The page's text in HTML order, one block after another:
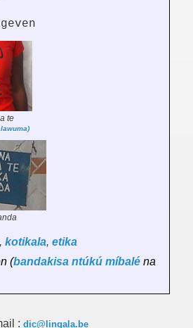
te
, kotikala, etika
(bandakisa ntúkú míbalé na
: dic@lingala.be